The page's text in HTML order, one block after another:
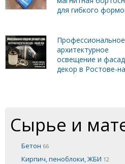
для гибкого
Профессиональное
архитектурное
освещение и
декор в Ростове-
Сырье и
Бетон 66
Кирпич, пеноблоки, ЖБИ 12